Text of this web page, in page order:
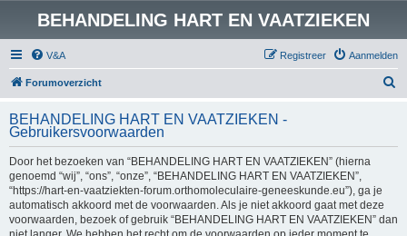
BEHANDELING HART EN VAATZIEKEN
V&A Aanmelden
Registreer
Forumoverzicht
k
BEHANDELING HART EN VAATZIEKEN -
Gebruikersvoorwaarden
Door het bezoeken van “BEHANDELING HART EN VAATZIEKEN” (hierna
genoemd “wij”, “ons”, “onze”, “BEHANDELING HART EN VAATZIEKEN”,
“https://hart-en-vaatziekten-forum.orthomoleculaire-geneeskunde.eu”), ga je
automatisch akkoord met de voorwaarden. Als je niet akkoord gaat met deze
voorwaarden, bezoek of gebruik “BEHANDELING HART EN VAATZIEKEN” dan